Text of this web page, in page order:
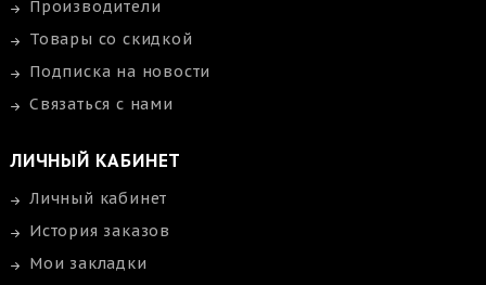
Производители
Товары со скидкой
Подписка на новости
Связаться с нами
ЛИЧНЫЙ КАБИНЕТ
Личный кабинет
История заказов
Мои закладки